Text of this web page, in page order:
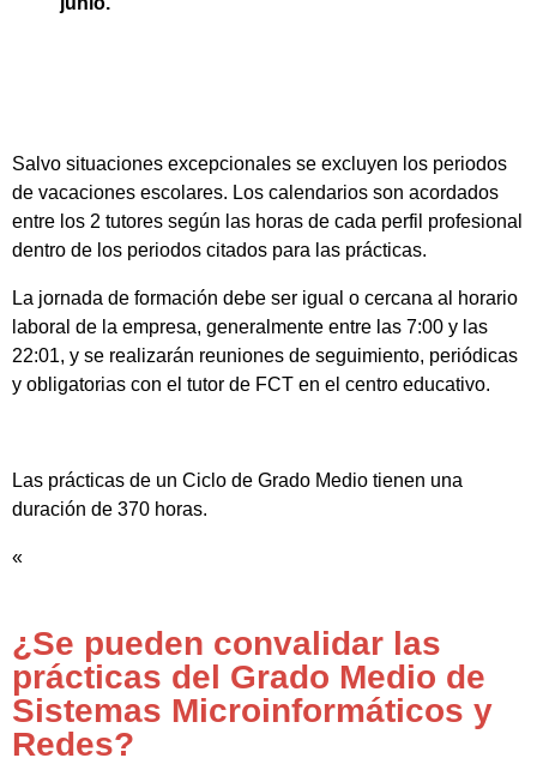
Salvo situaciones excepcionales se excluyen los periodos
de vacaciones escolares. Los calendarios son acordados
entre los 2 tutores según las horas de cada perfil profesional
dentro de los periodos citados para las prácticas.
La jornada de formación debe ser igual o cercana al horario
laboral de la empresa, generalmente entre las 7:00 y las
22:01, y se realizarán reuniones de seguimiento, periódicas
y obligatorias con el tutor de FCT en el centro educativo.
Las prácticas de un Ciclo de Grado Medio tienen una
duración de 370 horas.
«
¿Se pueden convalidar las
prácticas del Grado Medio de
Sistemas Microinformáticos y
Redes?